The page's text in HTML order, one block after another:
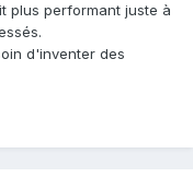
plus performant juste à
d'inventer des